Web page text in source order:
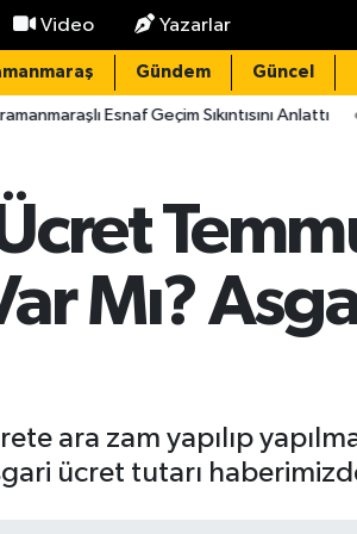
Video Yazarlar
Gündem Güncel
Geçim Sıkıntısını Anlattı 16:11
Mı?
ara zam yapılıp
ücret tutarı